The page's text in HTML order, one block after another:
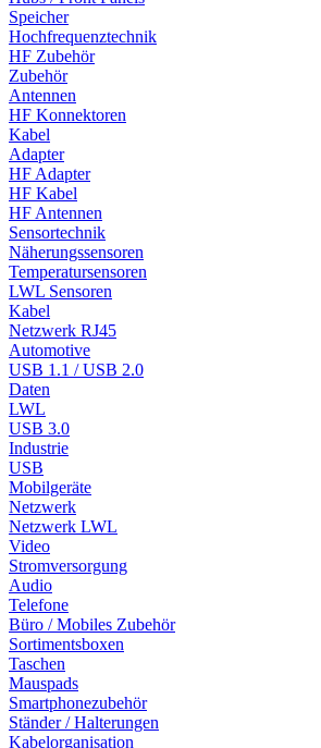
Speicher
Hochfrequenztechnik
HF Zubehör
Zubehör
Antennen
HF Konnektoren
Kabel
Adapter
HF Adapter
HF Kabel
HF Antennen
Sensortechnik
Näherungssensoren
Temperatursensoren
LWL Sensoren
Kabel
Netzwerk RJ45
Automotive
USB 1.1 / USB 2.0
Daten
LWL
USB 3.0
Industrie
USB
Mobilgeräte
Netzwerk
Netzwerk LWL
Video
Stromversorgung
Audio
Telefone
Büro / Mobiles Zubehör
Sortimentsboxen
Taschen
Mauspads
Smartphonezubehör
Ständer / Halterungen
Kabelorganisation